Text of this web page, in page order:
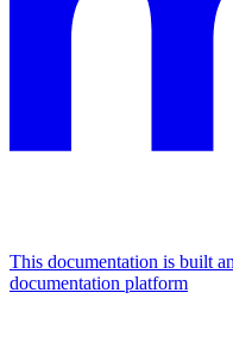
This documentation is built
documentation platform